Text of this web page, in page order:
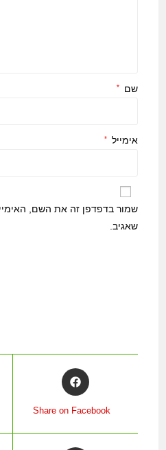
שם *
אימייל *
שמור בדפדפן זה את השם,
שאגיב.
Share on Facebook